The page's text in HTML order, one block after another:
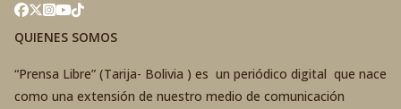
QUIENES SOMOS
“Prensa Libre” (Tarija- Bolivia ) es un periódico digital que nace
como una extensión de nuestro medio de comunicación